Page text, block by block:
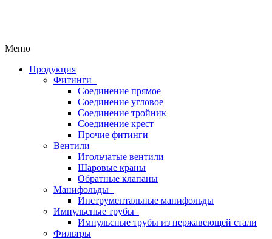
Меню
Продукция
Фитинги
Соединение прямое
Соединение угловое
Соединение тройник
Соединение крест
Прочие фитинги
Вентили
Игольчатые вентили
Шаровые краны
Обратные клапаны
Манифольды
Инструментальные манифольды
Импульсные трубы
Импульсные трубы из нержавеющей стали
Фильтры